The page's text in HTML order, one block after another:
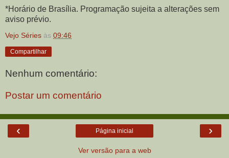
*Horário de Brasília. Programação sujeita a alterações sem
aviso prévio.
Vejo Séries às 09:46
Compartilhar
Nenhum comentário:
Postar um comentário
‹ ›
Página inicial
Ver versão para a web